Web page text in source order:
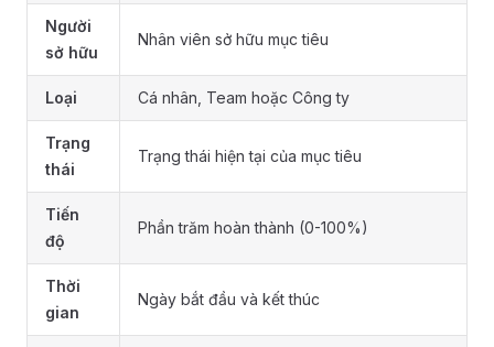
Người
sở hữu
Nhân viên sở hữu mục tiêu
Loại Cá nhân, Team hoặc Công ty
Trạng
thái
Trạng thái hiện tại của mục tiêu
Tiến
độ
Phần trăm hoàn thành (0-100%)
Thời
gian
Ngày bắt đầu và kết thúc